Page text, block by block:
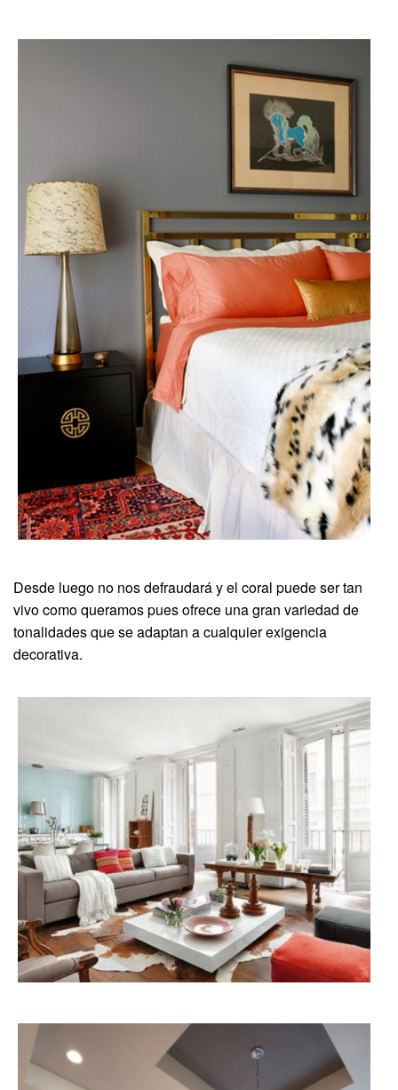
Desde luego no nos defraudará y el coral puede ser tan
vivo como queramos pues ofrece una gran variedad de
tonalidades que se adaptan a cualquier exigencia
decorativa.